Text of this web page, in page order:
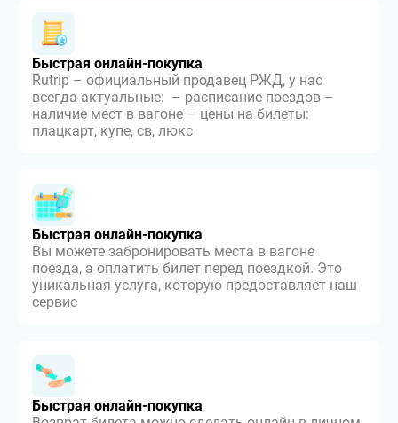
Быстрая онлайн-покупка
Rutrip – официальный продавец РЖД, у нас
всегда актуальные: – расписание поездов –
наличие мест в вагоне – цены на билеты:
плацкарт, купе, св, люкс
Быстрая онлайн-покупка
Вы можете забронировать места в вагоне
поезда, а оплатить билет перед поездкой. Это
уникальная услуга, которую предоставляет наш
сервис
Быстрая онлайн-покупка